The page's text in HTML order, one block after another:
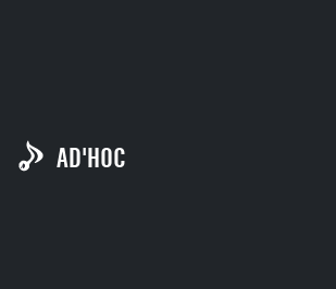
AD'HOC